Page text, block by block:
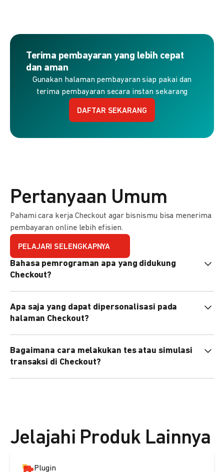
Terima pembayaran yang lebih cepat
dan aman
Gunakan halaman pembayaran siap pakai dan
terima pembayaran secara instan sekarang
DAFTAR SEKARANG
Pertanyaan Umum
Pahami cara kerja Checkout agar bisnismu bisa menerima
pembayaran online lebih efisien.
PELAJARI SELENGKAPNYA
Bahasa pemrograman apa yang didukung
Checkout?
PHP, Node.js, Go, dll).
Apa saja yang dapat dipersonalisasi pada
halaman Checkout?
preferensi bahasa, dan urutan metode pembayaran sesuai
kebutuhan brand Anda.
Bagaimana cara melakukan tes atau simulasi
transaksi di Checkout?
Jelajahi Produk Lainnya
Plugin